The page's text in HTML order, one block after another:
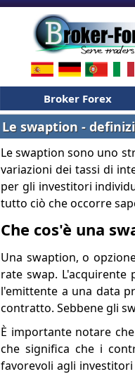
Broker Forex
Le swaption -
Le swaption sono uno
variazioni dei tassi di
per gli investitori
tutto ciò che occorre
Che cos'è una
Una swaption, o
rate swap.
l'emittente a una data
contratto. Sebbene gli
È importante notare
che significa che i
favorevoli agli